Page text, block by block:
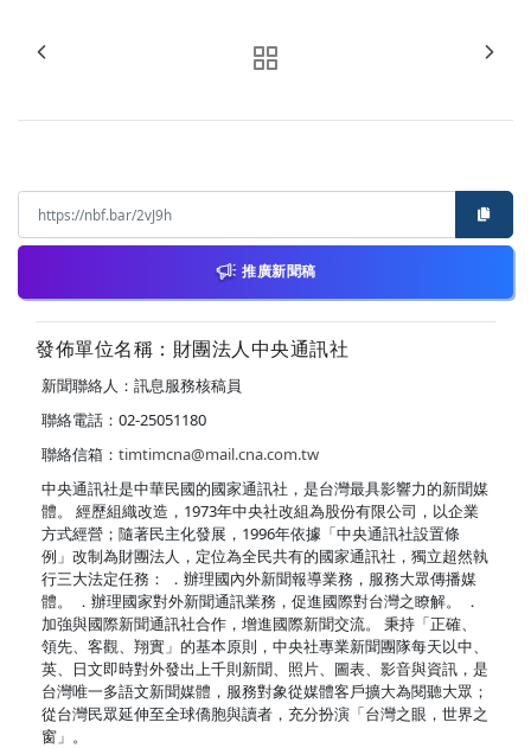
推廣新聞稿
發佈單位名稱：財團法人中央通訊社
新聞聯絡人：訊息服務核稿員
聯絡電話：02-25051180
聯絡信箱： timtimcna@mail.cna.com.tw
中央通訊社是中華民國的國家通訊社，是台灣最具影響力的新聞媒
體。 經歷組織改造，1973年中央社改組為股份有限公司，以企業
方式經營；隨著民主化發展，1996年依據「中央通訊社設置條
例」改制為財團法人，定位為全民共有的國家通訊社，獨立超然執
行三大法定任務： ．辦理國內外新聞報導業務，服務大眾傳播媒
體。 ．辦理國家對外新聞通訊業務，促進國際對台灣之瞭解。 ．
加強與國際新聞通訊社合作，增進國際新聞交流。 秉持「正確、
領先、客觀、翔實」的基本原則，中央社專業新聞團隊每天以中、
英、日文即時對外發出上千則新聞、照片、圖表、影音與資訊，是
台灣唯一多語文新聞媒體，服務對象從媒體客戶擴大為閱聽大眾；
從台灣民眾延伸至全球僑胞與讀者，充分扮演「台灣之眼，世界之
窗」。